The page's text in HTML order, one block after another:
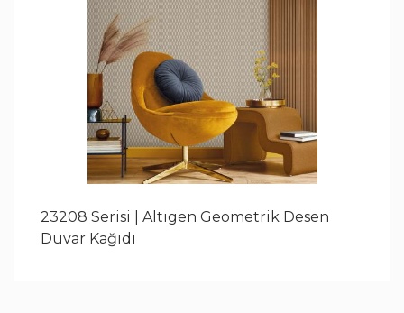
23208 Serisi | Altıgen Geometrik Desen
Duvar Kağıdı